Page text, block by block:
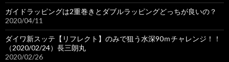
ガイドラッピングは2重巻きとダブルラッピングどっちが良いの？
2020/04/11
ダイワ新スッテ【リフレクト】のみで狙う水深90ｍチャレンジ！！
（2020/02/24）長三朗丸
2020/02/26